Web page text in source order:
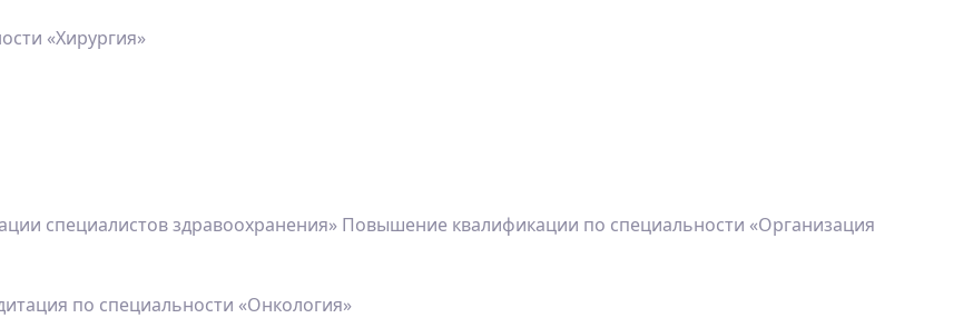
«Хирургия»
специалистов здравоохранения» Повышение квалификации по специальности «Организация
по специальности «Онкология»